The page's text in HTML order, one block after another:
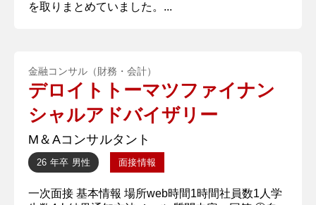
を取りまとめていました。...
金融コンサル（財務・会計）
デロイトトーマツファイナン
シャルアドバイザリー
M＆Aコンサルタント
26 年卒 男性 面接情報
一次面接 基本情報 場所web時間1時間社員数1人学